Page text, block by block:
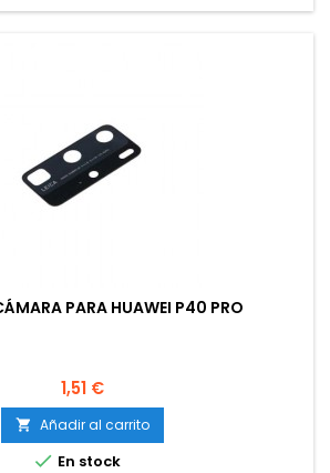
PARA HUAWEI P40 PRO
Precio
1,51 €
 Añadir al carrito
 En stock